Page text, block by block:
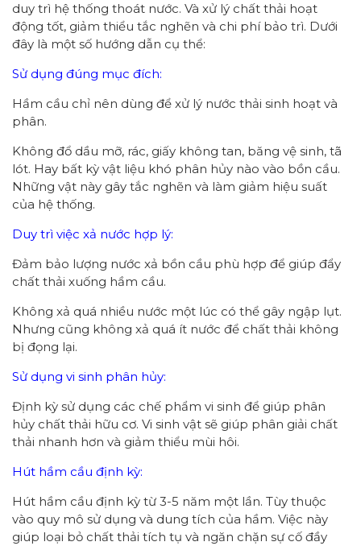
duy trì hệ thống thoát nước. Và xử lý chất thải hoạt
động tốt, giảm thiểu tắc nghẽn và chi phí bảo trì. Dưới
đây là một số hướng dẫn cụ thể:
Sử dụng đúng mục đích:
Hầm cầu chỉ nên dùng để xử lý nước thải sinh hoạt và
phân.
Không đổ dầu mỡ, rác, giấy không tan, băng vệ sinh, tã
lót. Hay bất kỳ vật liệu khó phân hủy nào vào bồn cầu.
Những vật này gây tắc nghẽn và làm giảm hiệu suất
của hệ thống.
Duy trì việc xả nước hợp lý:
Đảm bảo lượng nước xả bồn cầu phù hợp để giúp đẩy
chất thải xuống hầm cầu.
Không xả quá nhiều nước một lúc có thể gây ngập lụt.
Nhưng cũng không xả quá ít nước để chất thải không
bị đọng lại.
Sử dụng vi sinh phân hủy:
Định kỳ sử dụng các chế phẩm vi sinh để giúp phân
hủy chất thải hữu cơ. Vi sinh vật sẽ giúp phân giải chất
thải nhanh hơn và giảm thiểu mùi hôi.
Hút hầm cầu định kỳ:
Hút hầm cầu định kỳ từ 3-5 năm một lần. Tùy thuộc
vào quy mô sử dụng và dung tích của hầm. Việc này
giúp loại bỏ chất thải tích tụ và ngăn chặn sự cố đầy